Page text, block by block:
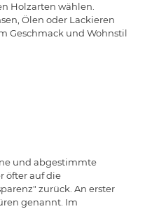
Holzarten wählen.
Ölen oder Lackieren
Geschmack und Wohnstil
und abgestimmte
öfter auf die
zurück. An erster
genannt. Im